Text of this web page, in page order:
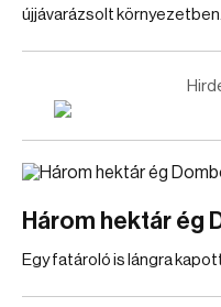
újjávarázsolt környezetben.
Három hektár ég
Egy fatároló is lángra